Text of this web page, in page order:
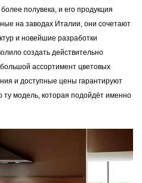
полувека, и его продукция
на заводах Италии, они сочетают
и новейшие разработки
создать действительно
ассортимент цветовых
и доступные цены гарантируют
модель, которая подойдёт именно